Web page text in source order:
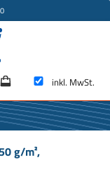
inkl. MwSt.
g/m²,